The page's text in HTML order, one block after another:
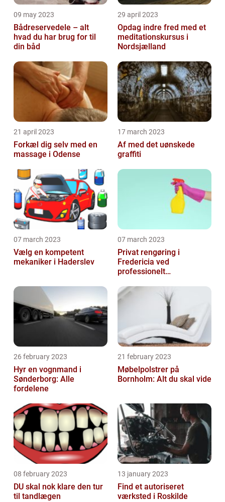
09 may 2023
Bådreservedele – alt
hvad du har brug for til
din båd
29 april 2023
Opdag indre fred med et
meditationskursus i
Nordsjælland
21 april 2023
Forkæl dig selv med en
massage i Odense
17 march 2023
Af med det uønskede
graffiti
07 march 2023
Vælg en kompetent
mekaniker i Haderslev
07 march 2023
Privat rengøring i
Fredericia ved
professionelt
26 february 2023
Hyr en vognmand i
Sønderborg: Alle
fordelene
21 february 2023
Møbelpolstrer på
Bornholm: Alt du skal vide
08 february 2023
DU skal nok klare den tur
til tandlægen
13 january 2023
Find et autoriseret
værksted i Roskilde